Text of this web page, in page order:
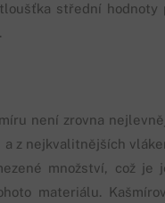
střední hodnoty
není zrovna
a z nejkvalitnějších
množství, což je
materiálu.